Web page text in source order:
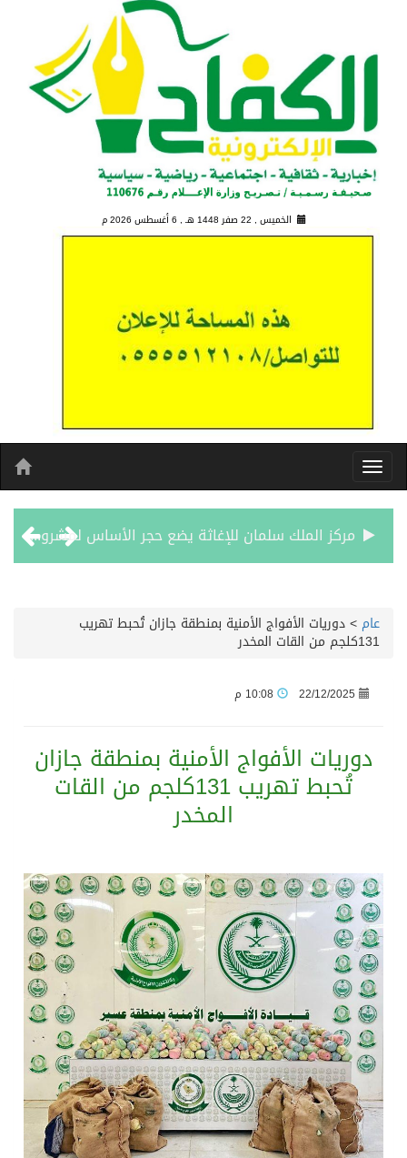
الخميس , 22 صفر 1448 هـ , 6 أغسطس 2026 م
مركز الملك سلمان للإغاثة يضع حجر الأساس لمشروع بناء وإعادة تأهيل 13 مدرسة في محافظتي لحج والضالع
سمو امير الكويت يتسلم رسالة خطية من سمو الامير محمد بن سلمان
ترامب: مضيق هرمز سيُفتح “قريباً جداً”.. وإلا ستتعرض إيران لـ”ضربة قوية للغاية”
مفتى جمهورية مصر العربية الوعي الديني الصحيح يصوغ شخصيةً قياديةً متوازنةً تجمع بين العلم والأخلاق والعمل
عام >دوريات الأفواج الأمنية بمنطقة جازان تُحبط تهريب
131كلجم من القات المخدر
22/12/2025
دوريات الأفواج الأمنية بمنطقة جازان
تُحبط تهريب 131كلجم من القات
المخدر